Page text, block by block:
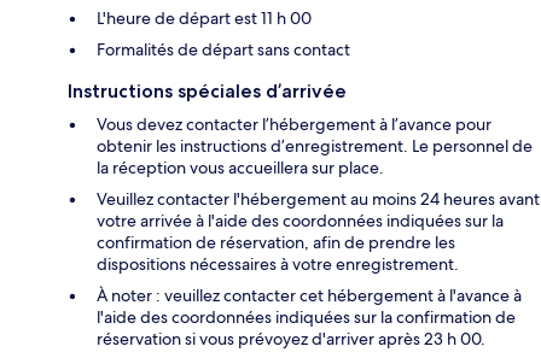
L'heure de départ est 11 h 00
Formalités de départ sans contact
Instructions spéciales d’arrivée
Vous devez contacter l’hébergement à l’avance pour
obtenir les instructions d’enregistrement. Le personnel de
la réception vous accueillera sur place.
Veuillez contacter l'hébergement au moins 24 heures avant
votre arrivée à l'aide des coordonnées indiquées sur la
confirmation de réservation, afin de prendre les
dispositions nécessaires à votre enregistrement.
À noter : veuillez contacter cet hébergement à l'avance à
l'aide des coordonnées indiquées sur la confirmation de
réservation si vous prévoyez d'arriver après 23 h 00.